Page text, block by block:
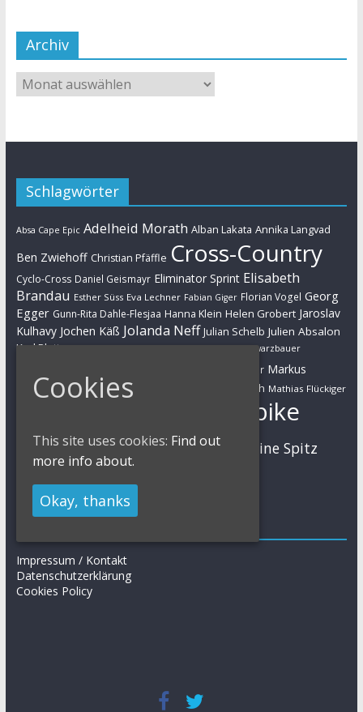
Archiv
Schlagwörter
Absa Cape Epic Adelheid Morath Alban Lakata Annika Langvad
Ben Zwiehoff Christian Pfäffle Cross-Country
Cyclo-Cross Daniel Geismayr Eliminator Sprint Elisabeth
Brandau Esther Süss Eva Lechner Fabian Giger Florian Vogel Georg
Egger Gunn-Rita Dahle-Flesjaa Hanna Klein Helen Grobert Jaroslav
Kulhavy Jochen Käß Jolanda Neff Julian Schelb Julien Absalon
Karl Platt Kathrin Stirnemann Kristian Hynek Luca Schwarzbauer
Markus Bauer Markus
Kaufmann Markus Schulte-Lünzum Martin Gluth Mathias Flückiger
Mountainbike
MTB Nadine Rieder Nino Schurter Sabine Spitz
Simon Stiebjahn
Impressum / Kontakt
Datenschutzerklärung
Cookies Policy
Cookies
This site uses cookies: Find out
more info about.
Okay, thanks